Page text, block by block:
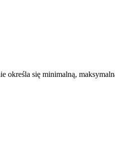
określa się minimalną,